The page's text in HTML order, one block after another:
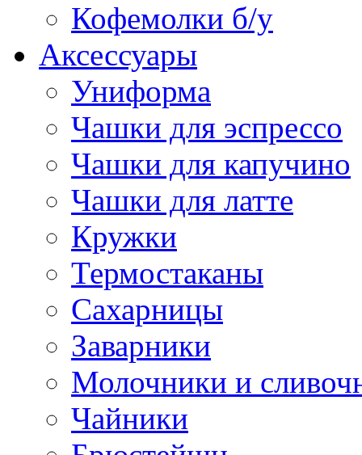
Кофемолки б/у
Аксессуары
Униформа
Чашки для эспрессо
Чашки для капучино
Чашки для латте
Кружки
Термостаканы
Сахарницы
Заварники
Молочники и
Чайники